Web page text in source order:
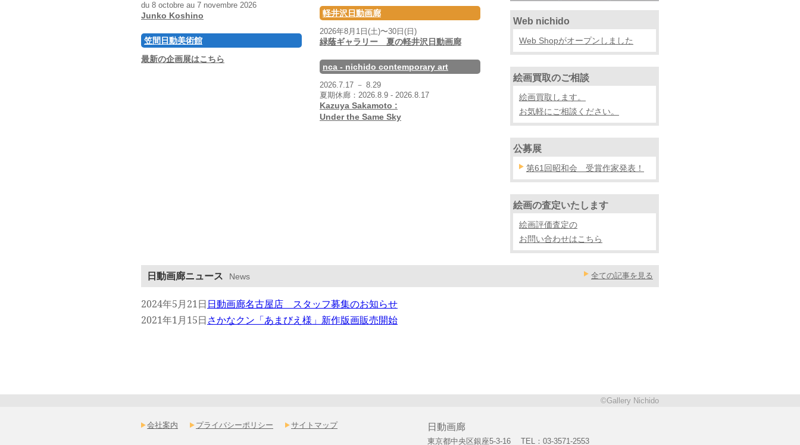
du 8 octobre au 7 novembre 2026
Junko Koshino
笠間日動美術館
最新の企画展はこちら
軽井沢日動画廊
2026年8月1日(土)〜30日(日)
緑蔭ギャラリー 夏の軽井沢日動画廊
nca - nichido contemporary art
2026.7.17 － 8.29
夏期休廊：2026.8.9 - 2026.8.17
Kazuya Sakamoto :
Under the Same Sky
Web nichido
Web Shopがオープンしました
絵画買取のご相談
絵画買取します。
お気軽にご相談ください。
公募展
第61回昭和会 受賞作家発表！
絵画の査定いたします
絵画評価査定の
お問い合わせはこちら
日動画廊ニュース News 全ての記事を見る
©Gallery Nichido
会社案内 プライバシーポリシー サイトマップ 日動画廊
東京都中央区銀座5-3-16 TEL：03-3571-2553